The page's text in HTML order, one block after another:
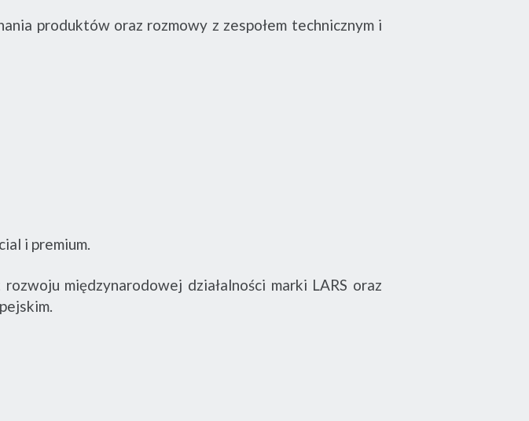
produktów oraz rozmowy z zespołem technicznym i
i premium.
międzynarodowej działalności marki LARS oraz